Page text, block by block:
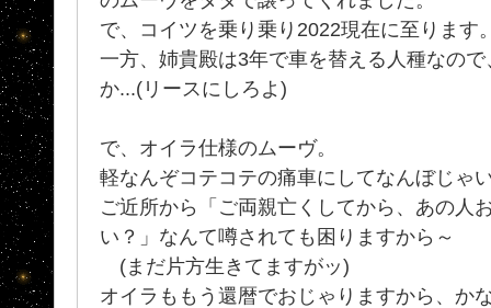
で、コイツを乗り乗り2022現在に至ります
一方、姉貴殿は3年で車を替える人種なの
か...(リースにしろよ)
で、オイラ仕様のムーヴ。
軽なんぞコテコテの痛車にしてなんぼじゃ
ご近所から「ご両親亡くしてから、あの人
い？」なんて噂されても困りますから～
(まだ片方生きてますがッ)
オイラももう還暦でおじゃりますから、か